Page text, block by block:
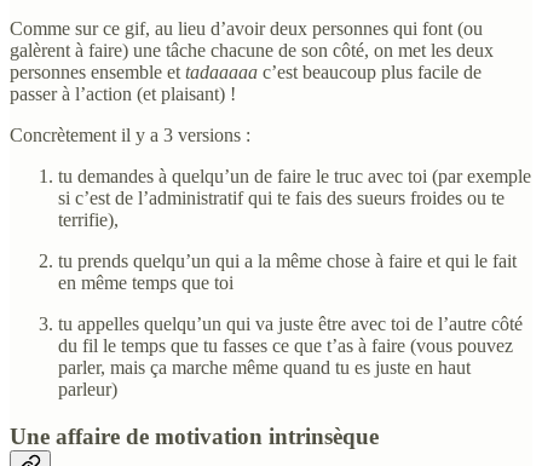
Comme sur ce gif, au lieu d’avoir deux personnes qui font (ou
galèrent à faire) une tâche chacune de son côté, on met les deux
personnes ensemble et tadaaaaa c’est beaucoup plus facile de
passer à l’action (et plaisant) !
Concrètement il y a 3 versions :
tu demandes à quelqu’un de faire le truc avec toi (par exemple
si c’est de l’administratif qui te fais des sueurs froides ou te
terrifie),
tu prends quelqu’un qui a la même chose à faire et qui le fait
en même temps que toi
tu appelles quelqu’un qui va juste être avec toi de l’autre côté
du fil le temps que tu fasses ce que t’as à faire (vous pouvez
parler, mais ça marche même quand tu es juste en haut
parleur)
Une affaire de motivation intrinsèque